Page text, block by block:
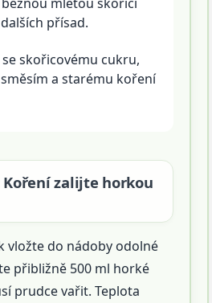
přísad.
skořicovému cukru,
a starému koření
Koření zalijte horkou
vložte do nádoby odolné
přibližně 500 ml horké
prudce vařit. Teplota